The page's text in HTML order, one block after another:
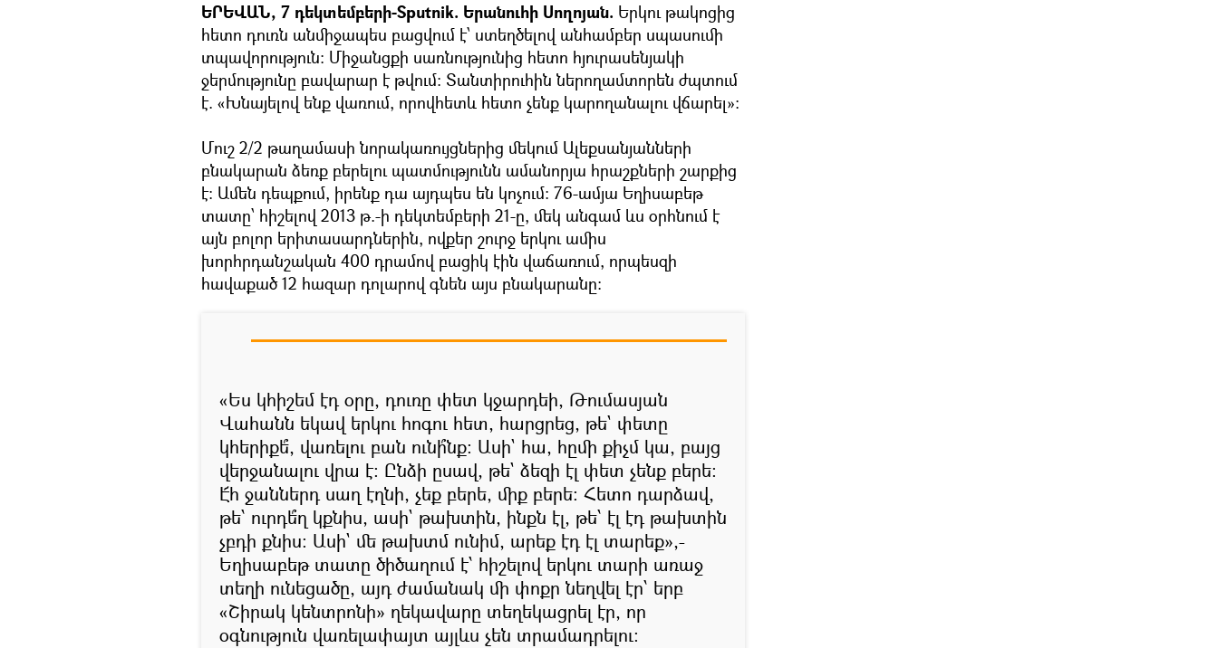
ԵՐԵՎԱՆ, 7 դեկտեմբերի-Sputnik. Երանուհի Սողոյան. Երկու թակոցից
հետո դուռն անմիջապես բացվում է՝ ստեղծելով անհամբեր սպասումի
տպավորություն: Միջանցքի սառնությունից հետո հյուրասենյակի
ջերմությունը բավարար է թվում: Տանտիրուհին ներողամտորեն ժպտում
է. «Խնայելով ենք վառում, որովհետև հետո չենք կարողանալու վճարել»:
Մուշ 2/2 թաղամասի նորակառույցներից մեկում Ալեքսանյանների
բնակարան ձեռք բերելու պատմությունն ամանորյա հրաշքների շարքից
է: Ամեն դեպքում, իրենք դա այդպես են կոչում: 76-ամյա Եղիսաբեթ
տատը՝ հիշելով 2013 թ.-ի դեկտեմբերի 21-ը, մեկ անգամ ևս օրհնում է
այն բոլոր երիտասարդներին, ովքեր շուրջ երկու ամիս
խորհրդանշական 400 դրամով բացիկ էին վաճառում, որպեսզի
հավաքած 12 հազար դոլարով գնեն այս բնակարանը:
«Ես կհիշեմ էդ օրը, դուռը փետ կջարդեի, Թումասյան
Վահանն եկավ երկու հոգու հետ, հարցրեց, թե` փետը
կհերիքե՞, վառելու բան ունի՞նք: Ասի` հա, հըմի քիչմ կա, բայց
վերջանալու վրա է: Ընձի ըսավ, թե` ձեզի էլ փետ չենք բերե։
Է՜հ ջաններդ սաղ էղնի, չեք բերե, միք բերե: Հետո դարձավ,
թե՝ ուրդե՞ղ կքնիս, ասի` թախտին, ինքն էլ, թե՝ էլ էդ թախտին
չբդի քնիս: Ասի` մե թախտմ ունիմ, արեք էդ էլ տարեք»,-
Եղիսաբեթ տատը ծիծաղում է՝ հիշելով երկու տարի առաջ
տեղի ունեցածը, այդ ժամանակ մի փոքր նեղվել էր՝ երբ
«Շիրակ կենտրոնի» ղեկավարը տեղեկացրել էր, որ
օգնություն վառելափայտ այլևս չեն տրամադրելու: